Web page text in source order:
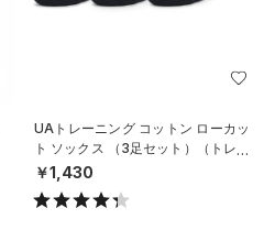
UAトレーニング コットン ローカッ
ト ソックス （3足セット）（トレー
ニング/UNISEX）
￥1,430